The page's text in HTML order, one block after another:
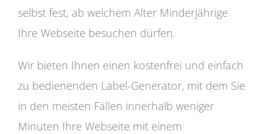
selbst fest, ab welchem Alter Minderjährige
Ihre Webseite besuchen dürfen.
Wir bieten Ihnen einen kostenfrei und einfach
zu bedienenden Label-Generator, mit dem Sie
in den meisten Fällen innerhalb weniger
Minuten Ihre Webseite mit einem